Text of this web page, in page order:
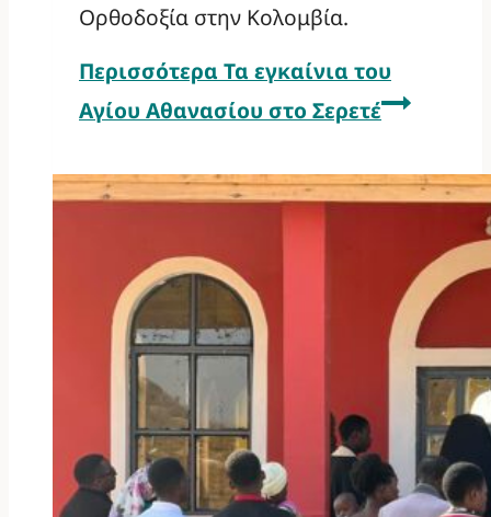
Ορθοδοξία στην Κολομβία.
Περισσότερα Τα εγκαίνια του
Αγίου Αθανασίου στο Σερετέ